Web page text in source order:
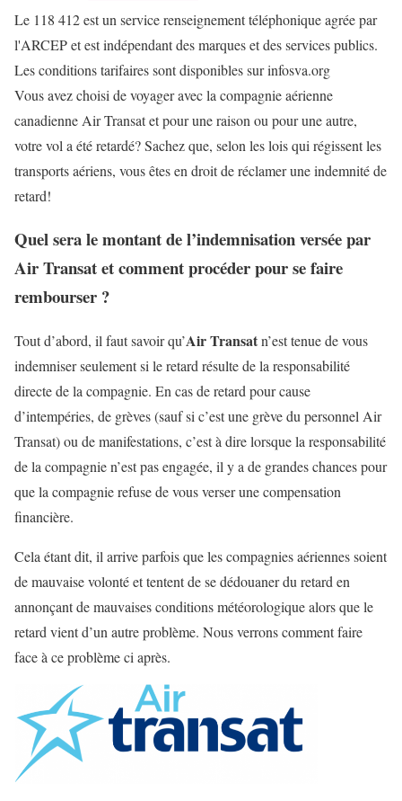
Le 118 412 est un service renseignement téléphonique agrée par
l'ARCEP et est indépendant des marques et des services publics.
Les conditions tarifaires sont disponibles sur infosva.org
Vous avez choisi de voyager avec la compagnie aérienne
canadienne Air Transat et pour une raison ou pour une autre,
votre vol a été retardé? Sachez que, selon les lois qui régissent les
transports aériens, vous êtes en droit de réclamer une indemnité de
retard!
Quel sera le montant de l’indemnisation versée par
Air Transat et comment procéder pour se faire
rembourser ?
Tout d’abord, il faut savoir qu’Air Transatn’est tenue de vous
indemniser seulement si le retard résulte de la responsabilité
directe de la compagnie. En cas de retard pour cause
d’intempéries, de grèves (sauf si c’est une grève du personnel Air
Transat) ou de manifestations, c’est à dire lorsque la responsabilité
de la compagnie n’est pas engagée, il y a de grandes chances pour
que la compagnie refuse de vous verser une compensation
financière.
Cela étant dit, il arrive parfois que les compagnies aériennes soient
de mauvaise volonté et tentent de se dédouaner du retard en
annonçant de mauvaises conditions météorologique alors que le
retard vient d’un autre problème. Nous verrons comment faire
face à ce problème ci après.